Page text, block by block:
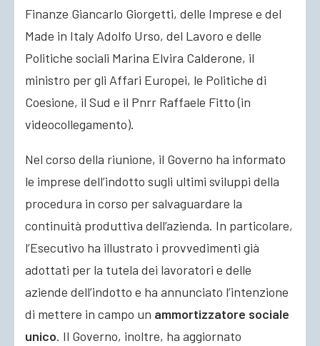
Finanze Giancarlo Giorgetti, delle Imprese e del
Made in Italy Adolfo Urso, del Lavoro e delle
Politiche sociali Marina Elvira Calderone, il
ministro per gli Affari Europei, le Politiche di
Coesione, il Sud e il Pnrr Raffaele Fitto (in
videocollegamento).
Nel corso della riunione, il Governo ha informato
le imprese dell’indotto sugli ultimi sviluppi della
procedura in corso per salvaguardare la
continuità produttiva dell’azienda. In particolare,
l’Esecutivo ha illustrato i provvedimenti già
adottati per la tutela dei lavoratori e delle
aziende dell’indotto e ha annunciato l’intenzione
di mettere in campo un ammortizzatore sociale
unico. Il Governo, inoltre, ha aggiornato